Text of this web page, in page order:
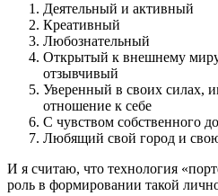
Деятельный и активный
Креативный
Любознательный
Открытый к внешнему
отзывчивый
Уверенный в своих силах,
отношение к себе
С чувством собственного
Любящий свой город и
И я считаю, что технология
роль в формировании такой